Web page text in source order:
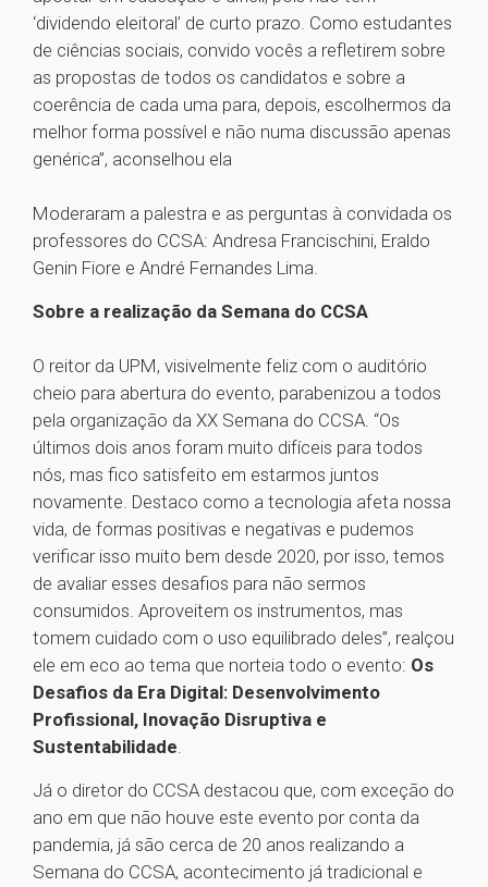
‘dividendo eleitoral’ de curto prazo. Como estudantes
de ciências sociais, convido vocês a refletirem sobre
as propostas de todos os candidatos e sobre a
coerência de cada uma para, depois, escolhermos da
melhor forma possível e não numa discussão apenas
genérica”, aconselhou ela
Moderaram a palestra e as perguntas à convidada os
professores do CCSA: Andresa Francischini, Eraldo
Genin Fiore e André Fernandes Lima.
Sobre a realização da Semana do CCSA
O reitor da UPM, visivelmente feliz com o auditório
cheio para abertura do evento, parabenizou a todos
pela organização da XX Semana do CCSA. “Os
últimos dois anos foram muito difíceis para todos
nós, mas fico satisfeito em estarmos juntos
novamente. Destaco como a tecnologia afeta nossa
vida, de formas positivas e negativas e pudemos
verificar isso muito bem desde 2020, por isso, temos
de avaliar esses desafios para não sermos
consumidos. Aproveitem os instrumentos, mas
tomem cuidado com o uso equilibrado deles”, realçou
ele em eco ao tema que norteia todo o evento: Os
Desafios da Era Digital: Desenvolvimento
Profissional, Inovação Disruptiva e
Sustentabilidade.
Já o diretor do CCSA destacou que, com exceção do
ano em que não houve este evento por conta da
pandemia, já são cerca de 20 anos realizando a
Semana do CCSA, acontecimento já tradicional e